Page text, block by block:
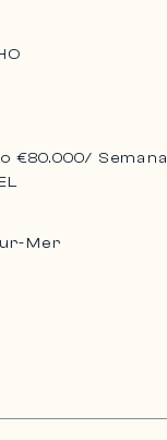
€80.000/ Semana
Mer